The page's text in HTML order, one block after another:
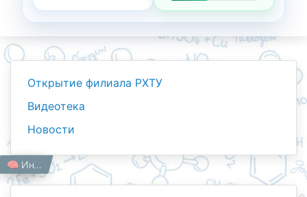
Открытие филиала РХТУ
Видеотека
Новости
Главная
Работникам
Новости 🧠 Интеллектуальная игра «Zakovat» в честь 690-летия Амира Темура